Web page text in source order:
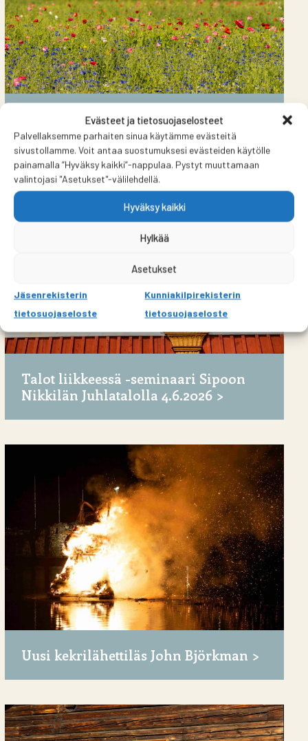
Evästeet ja tietosuojaselosteet
Palvellaksemme parhaiten sinua käytämme evästeitä
sivustollamme. Voit antaa suostumuksesi evästeiden käytölle
painamalla ”Hyväksy kaikki”-nappulaa. Pystyt muuttamaan
valintojasi "Asetukset"-välilehdellä.
Hyväksy kaikki
Hylkää
Asetukset
Jäsenrekisterin
tietosuojaseloste
Kunniakilpirekisterin
tietosuojaseloste
Talonpoikaisjournalismi-stipendi
Talot liikkeessä -seminaari Sipoon
Nikkilän Juhlatalolla 4.6.2026
Uusi kekrilähettiläs John Björkman